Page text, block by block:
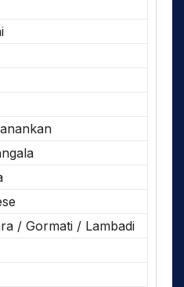
/ Gormati / Lambadi